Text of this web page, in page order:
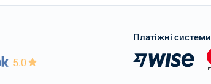
5.0
Платіжні системи